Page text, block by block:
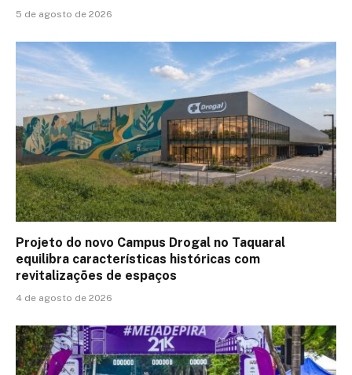
5 de agosto de 2026
Projeto do novo Campus Drogal no Taquaral
equilibra características históricas com
revitalizações de espaços
4 de agosto de 2026